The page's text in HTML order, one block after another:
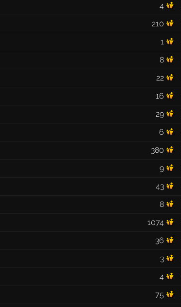
4
210
1
8
22
16
29
6
380
9
43
8
1074
36
3
4
75